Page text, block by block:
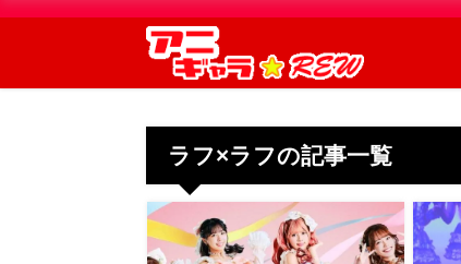
ラフ×ラフの記事一覧